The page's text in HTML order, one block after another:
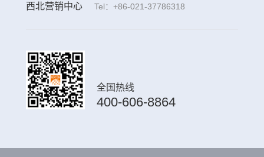
西北营销中心 Tel：+86-021-37786318
全国热线
400-606-8864